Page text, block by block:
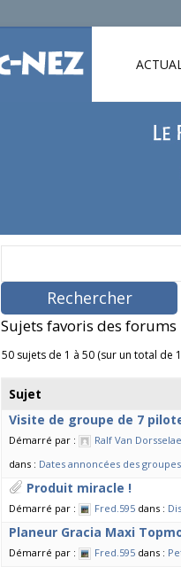
c
e
r
c
h
Sujets favoris des forums
50 sujets de 1 à 50 (sur un total de
Sujet
Visite de groupe de 7
Démarré par :
Ralf Van
dans : Dates annoncées des
Produit miracle !
Démarré par : Fred.595 dans :
Planeur Gracia Maxi
Démarré par : Fred.595 dans :